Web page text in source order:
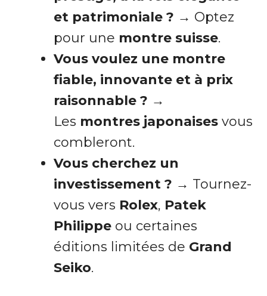
et patrimoniale ? → Optez
pour une montre suisse.
Vous voulez une montre
fiable, innovante et à prix
raisonnable ? →
Les montres japonaises vous
combleront.
Vous cherchez un
investissement ? → Tournez-
vous vers Rolex, Patek
Philippe ou certaines
éditions limitées de Grand
Seiko.